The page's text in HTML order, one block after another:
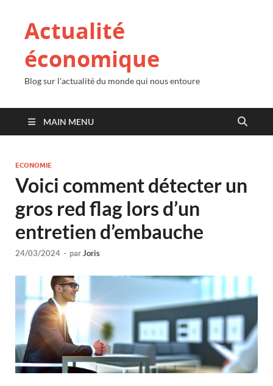
Actualité
économique
Blog sur l'actualité du monde qui nous entoure
MAIN MENU
ECONOMIE
Voici comment détecter un
gros red flag lors d’un
entretien d’embauche
24/03/2024 - parJoris